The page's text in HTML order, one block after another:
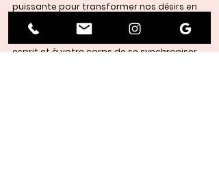
puissante pour transformer nos désirs en
réalité. En cultivant cette pratique
régulièrement, vous permettez à votre
esprit et à votre corps de se synchroniser